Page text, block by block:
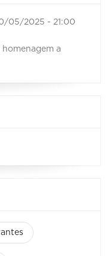
05/2025 - 21:00
a